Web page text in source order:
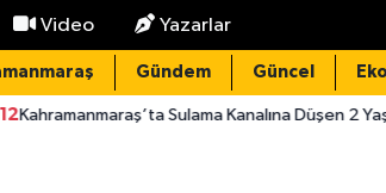
Video Yazarlar
Gündem Güncel
Sulama Kanalına Düşen 2 Yaşındaki Çocuk